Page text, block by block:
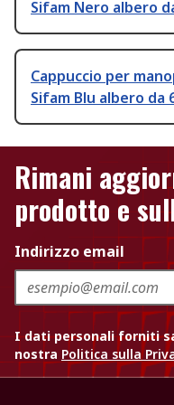
Sifam Nero albero
Cappuccio per
Sifam Blu albero da
Rimani
prodotto e
Indirizzo email
I dati personali forniti
nostra Politica sulla